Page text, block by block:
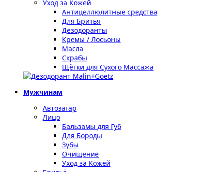
Уход за Кожей
Антицеллюлитные средства
Для Бритья
Дезодоранты
Кремы / Лосьоны
Масла
Скрабы
Щётки для Сухого Массажа
Мужчинам
Автозагар
Лицо
Бальзамы для Губ
Для Бороды
Зубы
Очищение
Уход за Кожей